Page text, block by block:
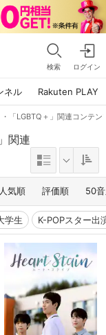
検索 ログイン
ネル Rakuten PLAY
・「LGBTQ＋」関連コンテ
関連
人気順 評価順 50
学生 K-POPスター出